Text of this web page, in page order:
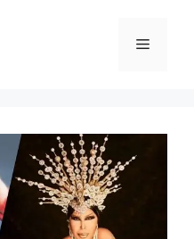
Menü